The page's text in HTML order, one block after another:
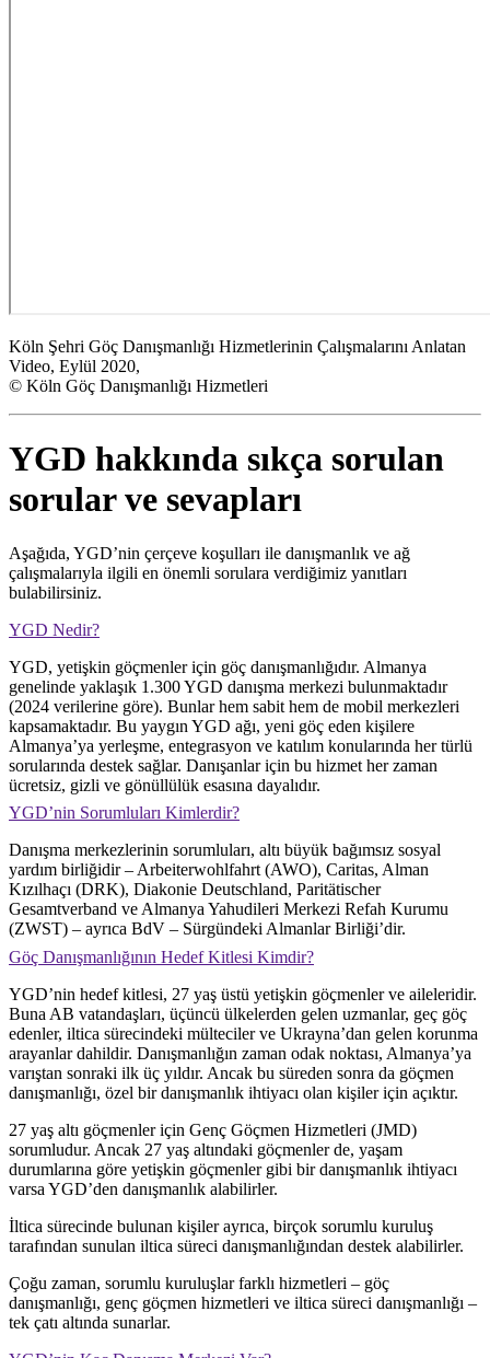
Köln Şehri Göç Danışmanlığı Hizmetlerinin Çalışmalarını Anlatan
Video, Eylül 2020,
© Köln Göç Danışmanlığı Hizmetleri
YGD hakkında sıkça sorulan
sorular ve sevapları
Aşağıda, YGD’nin çerçeve koşulları ile danışmanlık ve ağ
çalışmalarıyla ilgili en önemli sorulara verdiğimiz yanıtları
bulabilirsiniz.
YGD Nedir?
YGD, yetişkin göçmenler için göç danışmanlığıdır. Almanya
genelinde yaklaşık 1.300 YGD danışma merkezi bulunmaktadır
(2024 verilerine göre). Bunlar hem sabit hem de mobil merkezleri
kapsamaktadır. Bu yaygın YGD ağı, yeni göç eden kişilere
Almanya’ya yerleşme, entegrasyon ve katılım konularında her türlü
sorularında destek sağlar. Danışanlar için bu hizmet her zaman
ücretsiz, gizli ve gönüllülük esasına dayalıdır.
YGD’nin Sorumluları Kimlerdir?
Danışma merkezlerinin sorumluları, altı büyük bağımsız sosyal
yardım birliğidir – Arbeiterwohlfahrt (AWO), Caritas, Alman
Kızılhaçı (DRK), Diakonie Deutschland, Paritätischer
Gesamtverband ve Almanya Yahudileri Merkezi Refah Kurumu
(ZWST) – ayrıca BdV – Sürgündeki Almanlar Birliği’dir.
Göç Danışmanlığının Hedef Kitlesi Kimdir?
YGD’nin hedef kitlesi, 27 yaş üstü yetişkin göçmenler ve aileleridir.
Buna AB vatandaşları, üçüncü ülkelerden gelen uzmanlar, geç göç
edenler, iltica sürecindeki mülteciler ve Ukrayna’dan gelen korunma
arayanlar dahildir. Danışmanlığın zaman odak noktası, Almanya’ya
varıştan sonraki ilk üç yıldır. Ancak bu süreden sonra da göçmen
danışmanlığı, özel bir danışmanlık ihtiyacı olan kişiler için açıktır.
27 yaş altı göçmenler için Genç Göçmen Hizmetleri (JMD)
sorumludur. Ancak 27 yaş altındaki göçmenler de, yaşam
durumlarına göre yetişkin göçmenler gibi bir danışmanlık ihtiyacı
varsa YGD’den danışmanlık alabilirler.
İltica sürecinde bulunan kişiler ayrıca, birçok sorumlu kuruluş
tarafından sunulan iltica süreci danışmanlığından destek alabilirler.
Çoğu zaman, sorumlu kuruluşlar farklı hizmetleri – göç
danışmanlığı, genç göçmen hizmetleri ve iltica süreci danışmanlığı –
tek çatı altında sunarlar.